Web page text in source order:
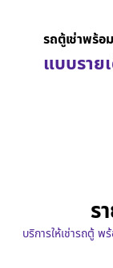
รถตู้เช่าพร้อ
แบบราย
ร
บริการให้เช่ารถตู้